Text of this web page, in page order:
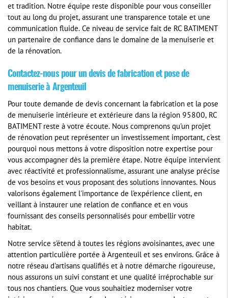
et tradition. Notre équipe reste disponible pour vous conseiller
tout au long du projet, assurant une transparence totale et une
communication fluide. Ce niveau de service fait de RC BATIMENT
un partenaire de confiance dans le domaine de la menuiserie et
de la rénovation.
Contactez-nous pour un devis de fabrication et pose de
menuiserie à Argenteuil
Pour toute demande de devis concernant la fabrication et la pose
de menuiserie intérieure et extérieure dans la région 95800, RC
BATIMENT reste à votre écoute. Nous comprenons qu'un projet
de rénovation peut représenter un investissement important, c'est
pourquoi nous mettons à votre disposition notre expertise pour
vous accompagner dès la première étape. Notre équipe intervient
avec réactivité et professionnalisme, assurant une analyse précise
de vos besoins et vous proposant des solutions innovantes. Nous
valorisons également l'importance de l'expérience client, en
veillant à instaurer une relation de confiance et en vous
fournissant des conseils personnalisés pour embellir votre
habitat.
Notre service s'étend à toutes les régions avoisinantes, avec une
attention particulière portée à Argenteuil et ses environs. Grâce à
notre réseau d'artisans qualifiés et à notre démarche rigoureuse,
nous assurons un suivi constant et une qualité irréprochable sur
tous nos chantiers. Que vous souhaitiez moderniser votre